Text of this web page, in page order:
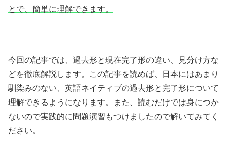
とで、簡単に理解できます。
今回の記事では、過去形と現在完了形の違い、見分け方な
どを徹底解説します。この記事を読めば、日本にはあまり
馴染みのない、英語ネイティブの過去形と完了形について
理解できるようになります。また、読むだけでは身につか
ないので実践的に問題演習もつけましたので解いてみてく
ださい。